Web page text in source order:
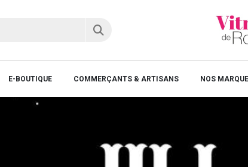
E-BOUTIQUE COMMERÇANTS & ARTISANS NOS